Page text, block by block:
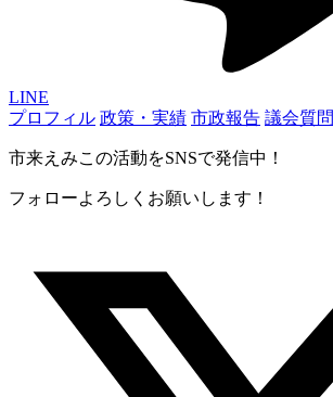
LINE
プロフィル 政策・実績 市政報告 議会質問
市来えみこの活動をSNSで発信中！
フォローよろしくお願いします！